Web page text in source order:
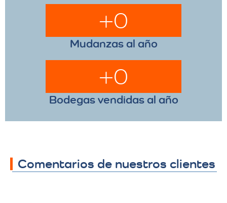
Mudanzas al año
+0
Bodegas vendidas al año
+0
Comentarios de nuestros clientes